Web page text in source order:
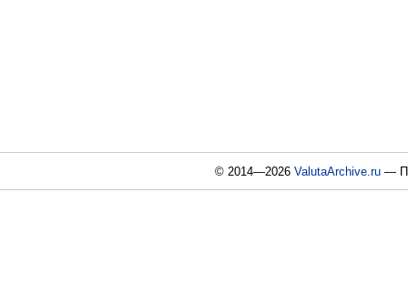
© 2014—2026ValutaArchive.ru —